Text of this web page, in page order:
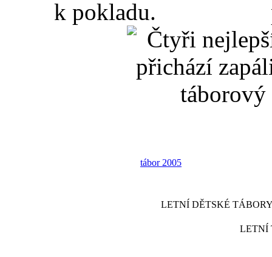
tábor 2005
LETNÍ DĚTSKÉ
LETNÍ